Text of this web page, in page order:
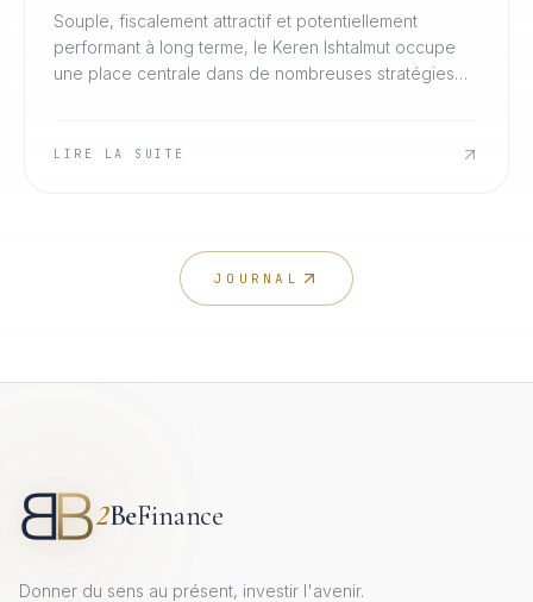
Souple, fiscalement attractif et potentiellement
performant à long terme, le Keren Ishtalmut occupe
une place centrale dans de nombreuses stratégies
LIRE LA SUITE
JOURNAL
2BeFinance
Donner du sens au présent, investir l'avenir.